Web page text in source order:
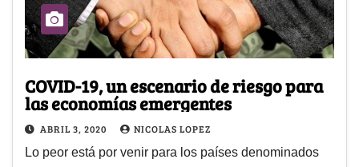
COVID-19, un escenario de riesgo para
las economías emergentes
ABRIL 3, 2020 NICOLAS LOPEZ
Lo peor está por venir para los países denominados